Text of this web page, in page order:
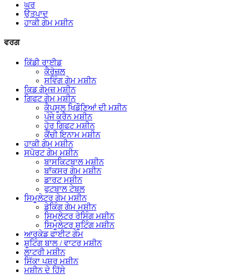
ਘਰ
ਉਤਪਾਦ
ਹਾਕੀ ਗੇਮ ਮਸ਼ੀਨ
ਵਰਗ
ਕਿੱਡੀ ਰਾਈਡ
ਕੈਰੋਜ਼ਲ
ਸਵਿੰਗ ਗੇਮ ਮਸ਼ੀਨ
ਕਿਡ ਗੇਮਜ਼ ਮਸ਼ੀਨ
ਗਿਫਟ ​​ਗੇਮ ਮਸ਼ੀਨ
ਕੈਪਸੂਲ ਖਿਡੌਣਿਆਂ ਦੀ ਮਸ਼ੀਨ
ਪੰਜੇ ਕਰੈਨ ਮਸ਼ੀਨ
ਹੋਰ ਗਿਫਟ ਮਸ਼ੀਨ
ਕੈਂਚੀ ਇਨਾਮ ਮਸ਼ੀਨ
ਹਾਕੀ ਗੇਮ ਮਸ਼ੀਨ
ਸਪੋਰਟ ਗੇਮ ਮਸ਼ੀਨ
ਬਾਸਕਿਟਬਾਲ ਮਸ਼ੀਨ
ਬਾੱਕਸਰ ਗੇਮ ਮਸ਼ੀਨ
ਡਾਰਟ ਮਸ਼ੀਨ
ਫੁਟਬਾਲ ਟੇਬਲ
ਸਿਮੂਲੇਟਰ ਗੇਮ ਮਸ਼ੀਨ
ਡੇਕਿੰਗ ਗੇਮ ਮਸ਼ੀਨ
ਸਿਮੂਲੇਟਰ ਰੇਸਿੰਗ ਮਸ਼ੀਨ
ਸਿਮੂਲੇਟਰ ਸ਼ੂਟਿੰਗ ਮਸ਼ੀਨ
ਆਰਕੇਡ ਫਾਈਟ ਗੇਮ
ਸ਼ੂਟਿੰਗ ਬਾਲ / ਵਾਟਰ ਮਸ਼ੀਨ
ਲਾਟਰੀ ਮਸ਼ੀਨ
ਸਿੱਕਾ ਪਸ਼ਰ ਮਸ਼ੀਨ
ਮਸ਼ੀਨ ਦੇ ਹਿੱਸੇ